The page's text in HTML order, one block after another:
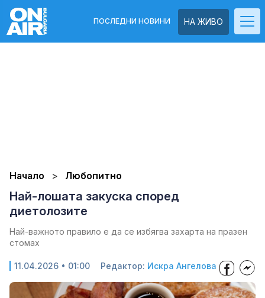
НА ЖИВО
ПОСЛЕДНИ НОВИНИ
Начало Любопитно
Най-лошата закуска според
диетолозите
Най-важното правило е да се избягва захарта на празен
стомах
11.04.2026 • 01:00 Редактор: Искра Ангелова